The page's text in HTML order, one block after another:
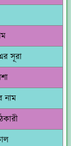
সূরা
নাম